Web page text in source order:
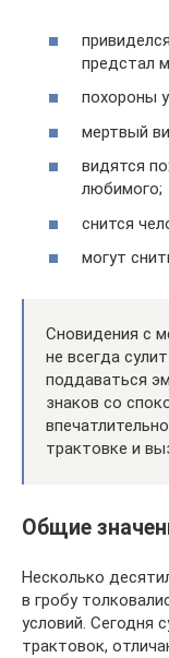
предстал
похороны
мертвый
видятся
любимого;
снится
могут
Сновидения с
не всегда
поддаваться
знаков со
трактовке и
Общие
Несколько
в гробу
условий. Сегодня
трактовок,